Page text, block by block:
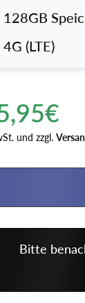
128GB
4G (LTE)
und zzgl.
Bitte